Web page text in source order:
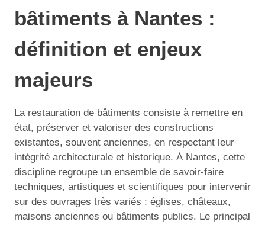
bâtiments à Nantes :
définition et enjeux
majeurs
La restauration de bâtiments consiste à remettre en
état, préserver et valoriser des constructions
existantes, souvent anciennes, en respectant leur
intégrité architecturale et historique. À Nantes, cette
discipline regroupe un ensemble de savoir-faire
techniques, artistiques et scientifiques pour intervenir
sur des ouvrages très variés : églises, châteaux,
maisons anciennes ou bâtiments publics. Le principal